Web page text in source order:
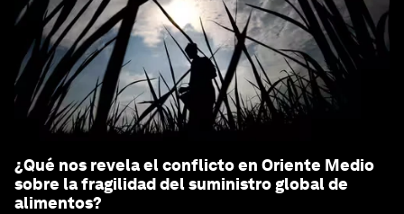
¿Qué nos revela el conflicto en Oriente Medio
sobre la fragilidad del suministro global de
alimentos?